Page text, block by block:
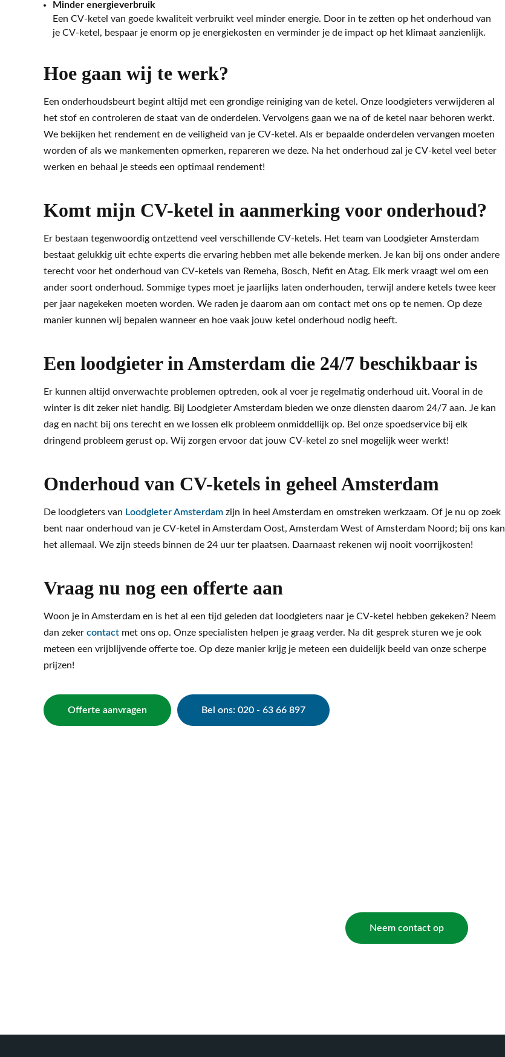
Minder energieverbruik
Een CV-ketel van goede kwaliteit verbruikt veel minder energie. Door in te zetten op het onderhoud van
je CV-ketel, bespaar je enorm op je energiekosten en verminder je de impact op het klimaat aanzienlijk.
Hoe gaan wij te werk?
Een onderhoudsbeurt begint altijd met een grondige reiniging van de ketel. Onze loodgieters verwijderen al
het stof en controleren de staat van de onderdelen. Vervolgens gaan we na of de ketel naar behoren werkt.
We bekijken het rendement en de veiligheid van je CV-ketel. Als er bepaalde onderdelen vervangen moeten
worden of als we mankementen opmerken, repareren we deze. Na het onderhoud zal je CV-ketel veel beter
werken en behaal je steeds een optimaal rendement!
Komt mijn CV-ketel in aanmerking voor onderhoud?
Er bestaan tegenwoordig ontzettend veel verschillende CV-ketels. Het team van Loodgieter Amsterdam
bestaat gelukkig uit echte experts die ervaring hebben met alle bekende merken. Je kan bij ons onder andere
terecht voor het onderhoud van CV-ketels van Remeha, Bosch, Nefit en Atag. Elk merk vraagt wel om een
ander soort onderhoud. Sommige types moet je jaarlijks laten onderhouden, terwijl andere ketels twee keer
per jaar nagekeken moeten worden. We raden je daarom aan om contact met ons op te nemen. Op deze
manier kunnen wij bepalen wanneer en hoe vaak jouw ketel onderhoud nodig heeft.
Een loodgieter in Amsterdam die 24/7 beschikbaar is
Er kunnen altijd onverwachte problemen optreden, ook al voer je regelmatig onderhoud uit. Vooral in de
winter is dit zeker niet handig. Bij Loodgieter Amsterdam bieden we onze diensten daarom 24/7 aan. Je kan
dag en nacht bij ons terecht en we lossen elk probleem onmiddellijk op. Bel onze spoedservice bij elk
dringend probleem gerust op. Wij zorgen ervoor dat jouw CV-ketel zo snel mogelijk weer werkt!
Onderhoud van CV-ketels in geheel Amsterdam
De loodgieters van Loodgieter Amsterdam zijn in heel Amsterdam en omstreken werkzaam. Of je nu op zoek
bent naar onderhoud van je CV-ketel in Amsterdam Oost, Amsterdam West of Amsterdam Noord; bij ons kan
het allemaal. We zijn steeds binnen de 24 uur ter plaatsen. Daarnaast rekenen wij nooit voorrijkosten!
Vraag nu nog een offerte aan
Woon je in Amsterdam en is het al een tijd geleden dat loodgieters naar je CV-ketel hebben gekeken? Neem
dan zeker contact met ons op. Onze specialisten helpen je graag verder. Na dit gesprek sturen we je ook
meteen een vrijblijvende offerte toe. Op deze manier krijg je meteen een duidelijk beeld van onze scherpe
prijzen!
Offerte aanvragen Bel ons: 020 - 63 66 897
Neem contact op